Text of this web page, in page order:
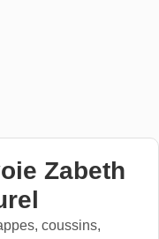
Zabeth
coussins,